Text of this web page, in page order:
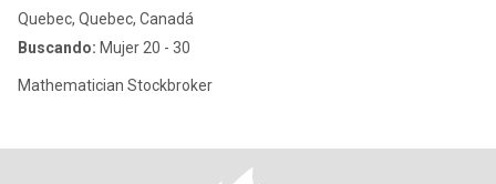
Quebec, Quebec, Canadá
Buscando: Mujer 20 - 30
Mathematician Stockbroker